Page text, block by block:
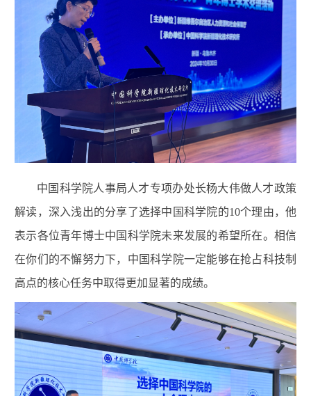
中国科学院人事局人才专项办处长杨大伟做人才政策
解读，深入浅出的分享了选择中国科学院的10个理由，他
表示各位青年博士中国科学院未来发展的希望所在。相信
在你们的不懈努力下，中国科学院一定能够在抢占科技制
高点的核心任务中取得更加显著的成绩。